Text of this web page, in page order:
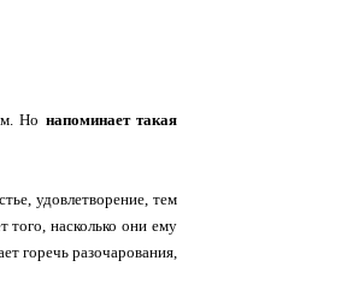
Но напоминает такая
удовлетворение, тем
того, насколько они ему
горечь разочарования,